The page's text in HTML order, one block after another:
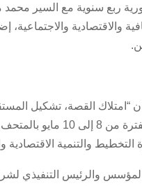
ربع سنوية مع السير
والاقتصادية
التخطيط والتنمية